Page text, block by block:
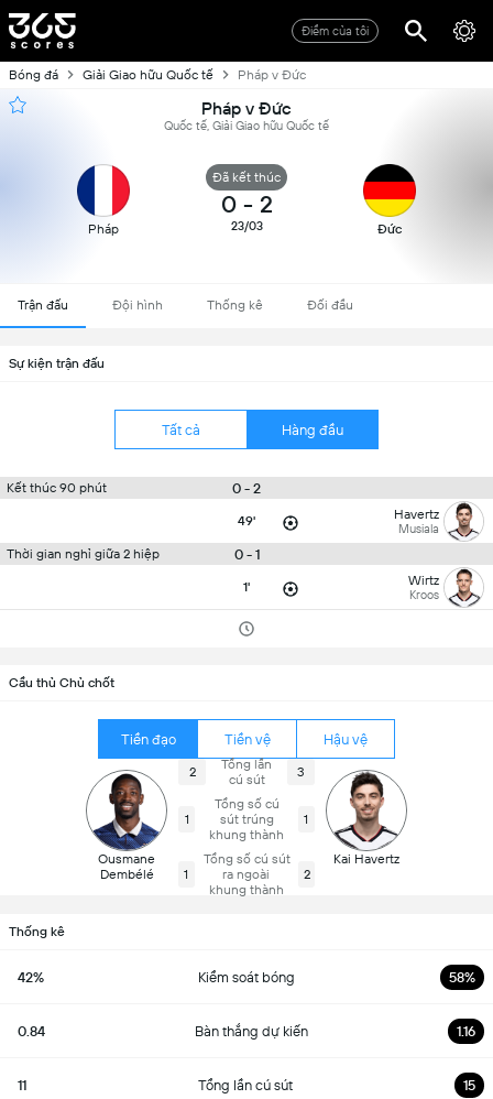
Điểm của tôi
Bóng đá Giải Giao hữu Quốc tế Pháp v Đức
Pháp v Đức
Quốc tế, Giải Giao hữu Quốc tế
Pháp
Đã kết thúc
0 - 2
23/03 Đức
Trận đấu Đội hình Thống kê Đối đầu
Sự kiện trận đấu
Tất cả Hàng đầu
Kết thúc 90 phút 0 - 2
49' Havertz
Musiala
Thời gian nghỉ giữa 2 hiệp 0 - 1
1' Wirtz
Kroos
Cầu thủ Chủ chốt
Tiền đạo Tiền vệ Hậu vệ
Ousmane
Dembélé
2
Tổng lần
cú sút
3
1
Tổng số cú
sút trúng
khung thành
1
1
Tổng số cú sút
ra ngoài
khung thành
2
Kai Havertz
Thống kê
42% Kiểm soát bóng 58%
0.84 Bàn thắng dự kiến 1.16
11 Tổng lần cú sút 15